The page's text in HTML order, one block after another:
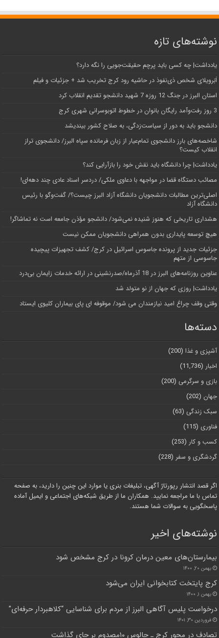
نوشته‌های تازه
یادداشت| ‌چه کسی باید پرچم حقیقت‌جویی را نگه دارد؟
اَبَر‌ویلای شخص ذی‌نفوذ در حاشیه‌ رود کرج تخریب شد + جزئیات و فیلم
استان البرز در جنگ 12 روزه 7 شهید دانشجو تقدیم انقلاب کرد
3 روز رفت‌وآمد رایگان بانوان در خطوط اتوبوسرانی شهری کرج
دانشجو باید به دور از سیاست‌زدگی، به صلاح کشور بیندیشد
شاخصه‌های بارز دانشجوی تمام‌عیار از زبان فرمانده سپاه البرز/ دانشجوی تراز
انقلاب کیست؟
یادداشت| چرا دانشگاه باید نقش خود را بازآرایی کند؟
مصائب دستگاه قضا در مواجهه با دعاوی ملکی/ دردسر اسناد عادی چند‌ دهه‌ای!
اصلی‌ترین مطالبات دانشجویان دانشگاه آزاد البرز چیست؟/ گفت‌وگو با رئیس
دانشگاه آز‌اد
هشداری تاریخی که هنوز شنیده نمی‌شود/ دانشجو مؤذن جامعه است نه تماشاگر!
هیچ توسعه پایداری بدون همراهی دانشجویان ممکن نیست
جزئیات جدید از پرونده جاسوس اسرائیل در کرج/‌ کشف تجهیزات پیچیده
جاسوسی از متهم
عناوین روزنامه‌های البرز در ‌18 آذرماه/صدرنشینی در ارائه خدمات زایمان بی‌درد
یادداشت| روزی که جهان از نو متولد شد
وقتی وقف چراغ امید نیازمندان می شود/ موقوفه ای پای بیماران کلیوی ایستاد
دسته‌ها
آشپزی و غذا (200)
اخبار (11,736)
بازی و سرگرمی (200)
جهان (202)
سبک زندگی (63)
فناوری (115)
کسب و کار (253)
گردشگری و سفر (228)
اگر قصد انتشار رپورتاژ آگهی، تبلیغات بنری یا موارد این چنین را دارید، به صفحه
تماس با ما مراجعه نمایید. همکاران ما از طریق شبکه‌های اجتماعی و ایمیل آماده
پاسخگویی به سوالات شما هستند.
نوشته‌های اخیر
بیمارستان‌های معین درمان کرونا در کرج مشخص شود
بهمن ۲۰, ۱۴۰۰
کرج پایتخت کتابخوانی ایران می‌شود
بهمن ۱, ۱۴۰۰
درخواست پلیس آگاهی البرز از مردم برای شناسایی “کلاهبردار حرفه‌ای”
فروردین ۳۰, ۱۴۰۱
تصادف در محور کرج ـ چالوس ۱۰مصدوم بر جای گذاشت